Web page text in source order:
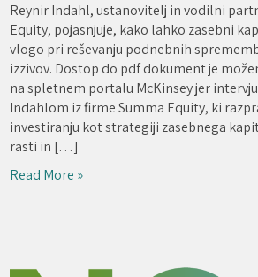
Reynir Indahl, ustanovitelj in vodilni
Equity, pojasnjuje, kako lahko zasebni
vlogo pri reševanju podnebnih
izzivov. Dostop do pdf dokument je
na spletnem portalu McKinsey jer
Indahlom iz firme Summa Equity, ki
investiranju kot strategiji zasebnega
rasti in […]
Read More »